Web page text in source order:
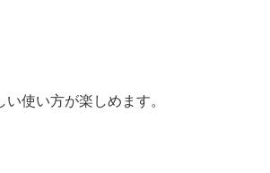
使い方が楽しめます。